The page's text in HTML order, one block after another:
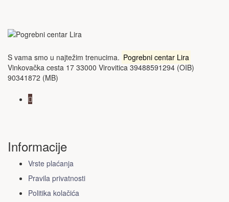
S vama smo u najtežim trenucima. Pogrebni centar Lira
Vinkovačka cesta 17 33000 Virovitica 39488591294 (OIB)
90341872 (MB)
Informacije
Vrste plaćanja
Pravila privatnosti
Politika kolačića